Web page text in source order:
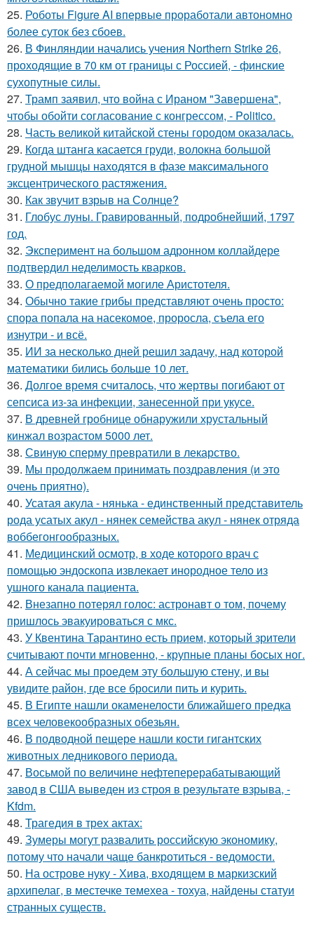
25. Роботы Figure AI впервые проработали автономно
более суток без сбоев.
26. В Финляндии начались учения Northern Strike 26,
проходящие в 70 км от границы с Россией, - финские
сухопутные силы.
27. Трамп заявил, что война с Ираном "Завершена",
чтобы обойти согласование с конгрессом, - Politico.
28. Часть великой китайской стены городом оказалась.
29. Когда штанга касается груди, волокна большой
грудной мышцы находятся в фазе максимального
эксцентрического растяжения.
30. Как звучит взрыв на Солнце?
31. Глобус луны. Гравированный, подробнейший, 1797
год.
32. Эксперимент на большом адронном коллайдере
подтвердил неделимость кварков.
33. О предполагаемой могиле Аристотеля.
34. Обычно такие грибы представляют очень просто:
спора попала на насекомое, проросла, съела его
изнутри - и всё.
35. ИИ за несколько дней решил задачу, над которой
математики бились больше 10 лет.
36. Долгое время считалось, что жертвы погибают от
сепсиса из-за инфекции, занесенной при укусе.
37. В древней гробнице обнаружили хрустальный
кинжал возрастом 5000 лет.
38. Свиную сперму превратили в лекарство.
39. Мы продолжаем принимать поздравления (и это
очень приятно).
40. Усатая акула - нянька - единственный представитель
рода усатых акул - нянек семейства акул - нянек отряда
воббегонгообразных.
41. Медицинский осмотр, в ходе которого врач с
помощью эндоскопа извлекает инородное тело из
ушного канала пациента.
42. Внезапно потерял голос: астронавт о том, почему
пришлось эвакуироваться с мкс.
43. У Квентина Тарантино есть прием, который зрители
считывают почти мгновенно, - крупные планы босых ног.
44. А сейчас мы проедем эту большую стену, и вы
увидите район, где все бросили пить и курить.
45. В Египте нашли окаменелости ближайшего предка
всех человекообразных обезьян.
46. В подводной пещере нашли кости гигантских
животных ледникового периода.
47. Восьмой по величине нефтеперерабатывающий
завод в США выведен из строя в результате взрыва, -
Kfdm.
48. Трагедия в трех актах:
49. Зумеры могут развалить российскую экономику,
потому что начали чаще банкротиться - ведомости.
50. На острове нуку - Хива, входящем в маркизский
архипелаг, в местечке темехеа - тохуа, найдены статуи
странных существ.